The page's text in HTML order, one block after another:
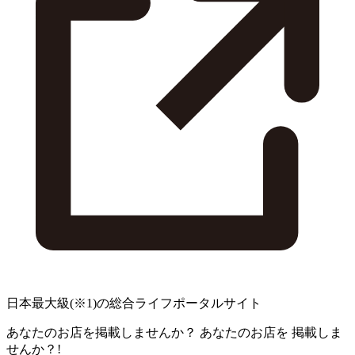
日本最大級(※1)の総合ライフポータルサイト
あなたのお店を掲載しませんか？ あなたのお店を 掲載しま
せんか？!